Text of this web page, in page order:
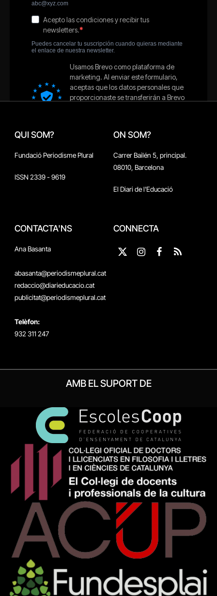
QUI SOM?
Fundació Periodisme Plural
ISSN 2339 - 9619
ON SOM?
Carrer Bailén 5, principal.
08010, Barcelona
El Diari de l'Educació
CONTACTA'NS
Ana Basanta
abasanta@periodismeplural.cat
redaccio@diarieducacio.cat
publicitat@periodismeplural.cat
Telèfon:
932 311 247
CONNECTA
X
Instagram
Facebook
RSS
AMB EL SUPORT DE